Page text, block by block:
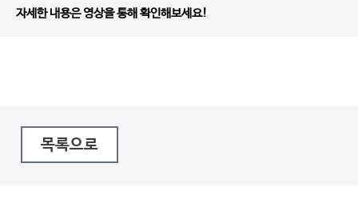
자세한 내용은 영상을 통해 확인해보세요!
목록으로